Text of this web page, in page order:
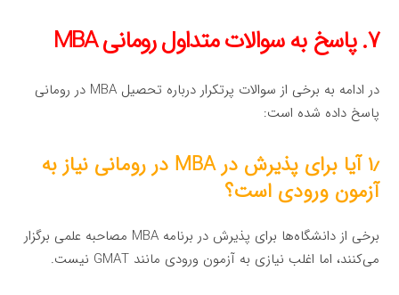
۷. پاسخ به سوالات متداول رومانی MBA
در ادامه به برخی از سوالات پرتکرار درباره تحصیل MBA در رومانی
پاسخ داده شده است:
۱٫ آیا برای پذیرش در MBA در رومانی نیاز به
آزمون ورودی است؟
برخی از دانشگاه‌ها برای پذیرش در برنامه MBA مصاحبه علمی برگزار
می‌کنند، اما اغلب نیازی به آزمون ورودی مانند GMAT نیست.